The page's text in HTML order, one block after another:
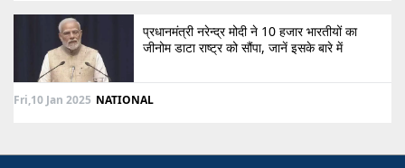
प्रधानमंत्री नरेन्द्र मोदी ने 10 हजार भारतीयों का
जीनोम डाटा राष्ट्र को सौंपा, जानें इसके बारे में
Fri,10 Jan 2025 NATIONAL